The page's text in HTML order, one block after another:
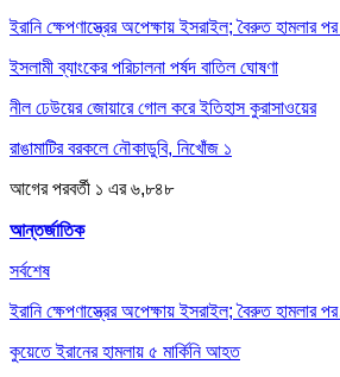
ইরানি ক্ষেপণাস্ত্রের অপেক্ষায় ইসরাইল; বৈরুত হামলার
ইসলামী ব্যাংকের পরিচালনা পর্ষদ বাতিল ঘোষণা
নীল ঢেউয়ের জোয়ারে গোল করে ইতিহাস কুরাসাওয়ের
রাঙামাটির বরকলে নৌকাডুবি, নিখোঁজ ১
আগেরপরবর্তী ১ এর ৬,৮৪৮
আন্তর্জাতিক
সর্বশেষ
ইরানি ক্ষেপণাস্ত্রের অপেক্ষায় ইসরাইল; বৈরুত হামলার
কুয়েতে ইরানের হামলায় ৫ মার্কিনি আহত